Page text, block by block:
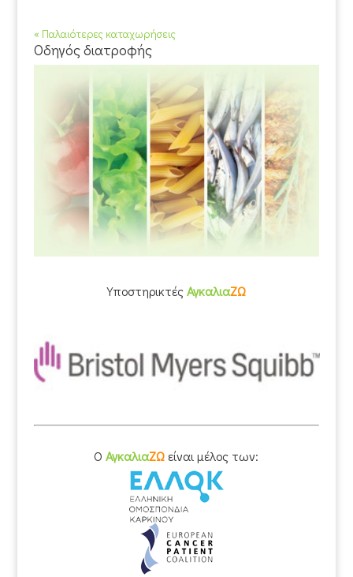
« Παλαιότερες καταχωρήσεις
Οδηγός διατροφής
ΥποστηρικτέςΑγκαλιαΖΩ
OΑγκαλιαΖΩ είναι μέλος των: